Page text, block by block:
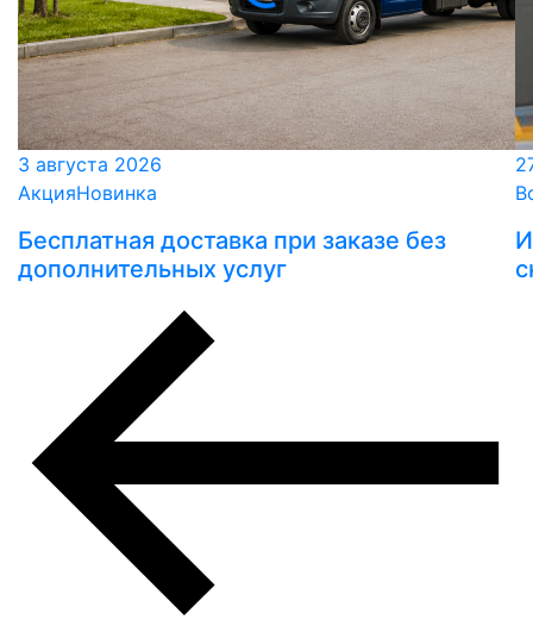
3 августа 2026
АкцияНовинка
Бесплатная доставка при заказе без
дополнительных услуг